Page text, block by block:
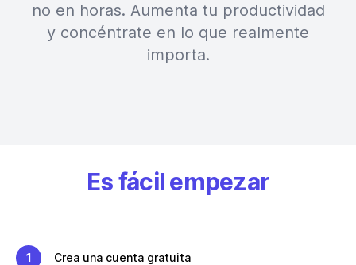
no en horas. Aumenta tu productividad
y concéntrate en lo que realmente
importa.
Es fácil empezar
1 Crea una cuenta gratuita